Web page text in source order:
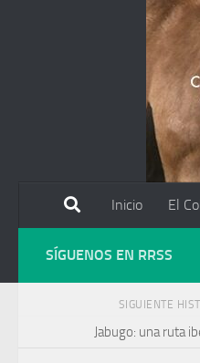
Inicio El
SÍGUENOS EN RRSS
SIGUIENTE
Jabugo: una ruta